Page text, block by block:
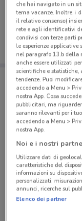
Porta
Puoi
salvarle e
dal tuo
Negozi Coop a
Via
3 km
che hai navigato in un
tema vacanze. Inoltre, i
il relativo consenso)
rete e agli identificativi
condivisi con terze parti
le esperienze
nel paragrafo 13.b della
anche essere utilizzati
scientifiche e statistiche,
tendenze. Puoi
accedendo a Menu >
nostra App. Cosa
pubblicitari, ma
saranno rilevanti per i
accedendo a Menu >
nostra App.
Noi e i nostri
Utilizzare dati di
caratteristiche del
informazioni su
personalizzati,
annunci, ricerche sul
Elenco dei partner